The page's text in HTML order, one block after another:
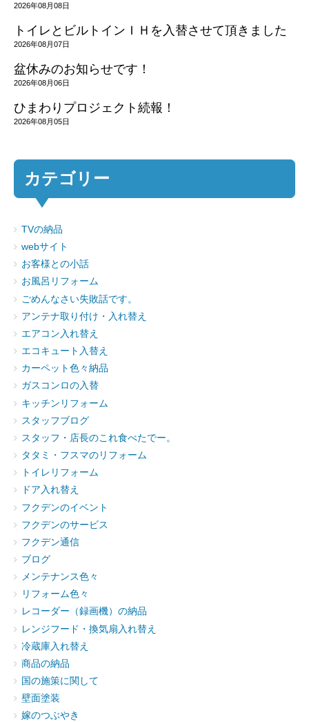
2026年08月08日
トイレとビルトインＩＨを入替させて頂きました
2026年08月07日
盆休みのお知らせです！
2026年08月06日
ひまわりプロジェクト続報！
2026年08月05日
カテゴリー
TVの納品
webサイト
お客様との小話
お風呂リフォーム
ごめんなさい失敗話です。
アンテナ取り付け・入れ替え
エアコン入れ替え
エコキュート入替え
カーペット色々納品
ガスコンロの入替
キッチンリフォーム
スタッフブログ
スタッフ・店長のこれ食べたでー。
タタミ・フスマのリフォーム
トイレリフォーム
ドア入れ替え
フクデンのイベント
フクデンのサービス
フクデン通信
ブログ
メンテナンス色々
リフォーム色々
レコーダー（録画機）の納品
レンジフード・換気扇入れ替え
冷蔵庫入れ替え
商品の納品
国の施策に関して
壁面塗装
嫁のつぶやき